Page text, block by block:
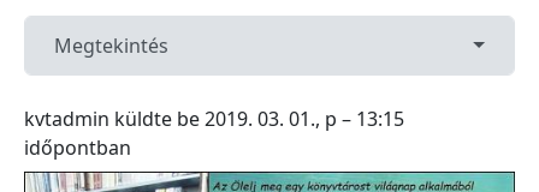
Primary tabs
Megtekintés Toggle
kvtadmin küldte be2019. 03. 01., p – 13:15
időpontban